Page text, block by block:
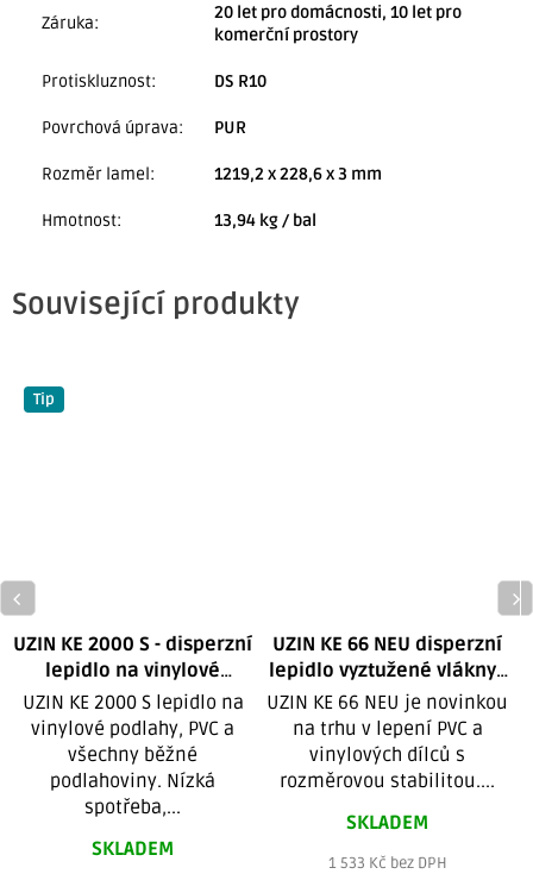
Záruka:
20 let pro domácnosti, 10 let pro
komerční prostory
Protiskluznost: DS R10
Povrchová úprava: PUR
Rozměr lamel: 1219,2 x 228,6 x 3 mm
Hmotnost: 13,94 kg / bal
Související produkty
Tip
UZIN KE 2000 S - disperzní
lepidlo na vinylové
podlahy - 14 kgLepidlo
UZIN KE 2000S na vinylové
podlahy
UZIN KE 2000 S lepidlo na
vinylové podlahy, PVC a
všechny běžné
podlahoviny. Nízká
spotřeba,...
SKLADEM
UZIN KE 66 NEU disperzní
lepidlo vyztužené vlákny -
6 kg
UZIN KE 66 NEU je novinkou
na trhu v lepení PVC a
vinylových dílců s
rozměrovou stabilitou....
SKLADEM
1 533 Kč bez DPH